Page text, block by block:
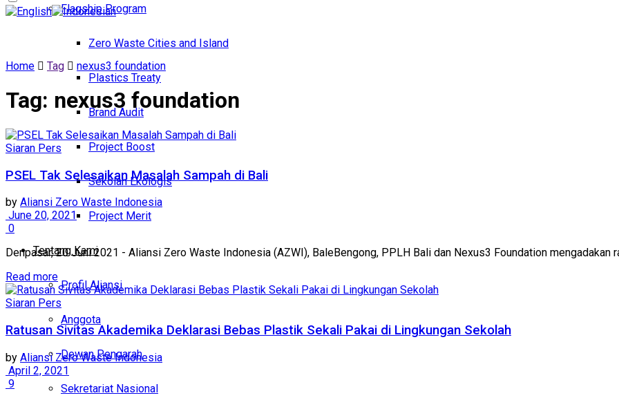
Flagship Program
Zero Waste Cities and Island
Plastics Treaty
Brand Audit
Project Boost
Sekolah Ekologis
Project Merit
Tentang Kami
Profil Aliansi
Anggota
Dewan Pengarah
Sekretariat Nasional
Home Tag nexus3 foundation
Tag: nexus3 foundation
Siaran Pers
PSEL Tak Selesaikan Masalah Sampah di Bali
by Aliansi Zero Waste Indonesia
June 20, 2021
0
Denpasar, 20 Juni 2021 - Aliansi Zero Waste Indonesia (AZWI), BaleBengong, PPLH Bali dan Nexus3 Foundation mengadakan
Read more
Siaran Pers
Ratusan Sivitas Akademika Deklarasi Bebas Plastik Sekali Pakai di Lingkungan Sekolah
by Aliansi Zero Waste Indonesia
April 2, 2021
9